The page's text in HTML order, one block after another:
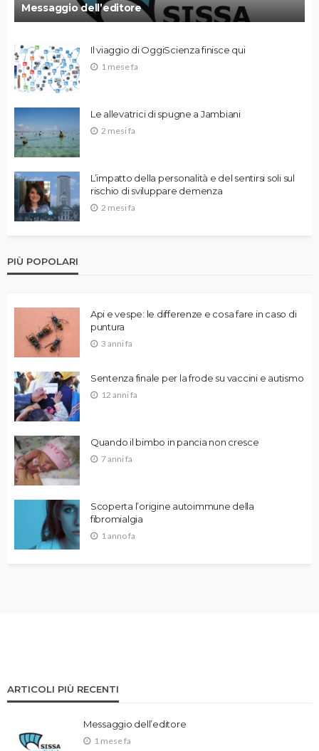
Messaggio dell’editore
Il viaggio di OggiScienza finisce qui
1 mese fa
Le allevatrici di spugne a Jambiani
2 mesi fa
L’impatto della personalità e del sentirsi soli sul
rischio di sviluppare demenza
2 mesi fa
PIÙ POPOLARI
Api e vespe: le differenze e cosa fare in caso di
puntura
3 anni fa
Sentenza finale per la frode su vaccini e autismo
12 anni fa
Quando il bimbo in pancia non cresce
7 anni fa
Scoperta l’origine autoimmune della
fibromialgia
1 anno fa
ARTICOLI PIÙ RECENTI
Messaggio dell’editore
1 mese fa